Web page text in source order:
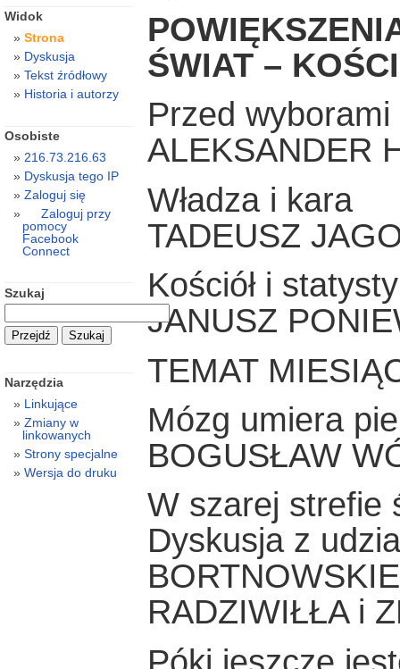
ŚWIAT –
Przed
ALEKSANDER
Władza i kara
TADEUSZ
Kościół i
JANUSZ
TEMAT
Mózg umiera
BOGUSŁAW
W szarej strefie
Dyskusja z
RADZIWIŁŁA i
Widok
Strona
Dyskusja
Tekst źródłowy
Historia i autorzy
Osobiste
216.73.216.63
Dyskusja tego IP
Zaloguj się
Zaloguj przy
pomocy
Facebook
Connect
Szukaj
Narzędzia
Linkujące
Zmiany w
linkowanych
Strony specjalne
Wersja do druku